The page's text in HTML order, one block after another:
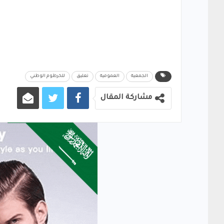
الجمعية العمومية تعليق للخرطوم الوطني
مشاركة المقال